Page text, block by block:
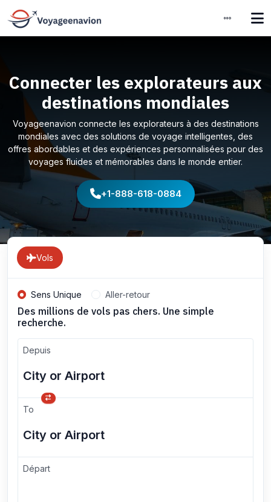
Connecter les explorateurs aux
destinations mondiales
Voyageenavion connecte les explorateurs à des destinations
mondiales avec des solutions de voyage intelligentes, des
offres abordables et des expériences personnalisées pour des
voyages fluides et mémorables dans le monde entier.
+1-888-618-0884
Vols
Sens Unique Aller-retour
Des millions de vols pas chers. Une simple
recherche.
Depuis
To
Départ